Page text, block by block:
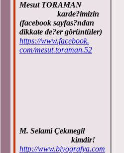
Mesut TORAMAN
karde?imizin
(facebook sayfas?ndan
dikkate de?er görüntüler)
https://www.facebook.
com/mesut.toraman.52
M. Selami Çekmegil
kimdir!
http://www.biyografya.com